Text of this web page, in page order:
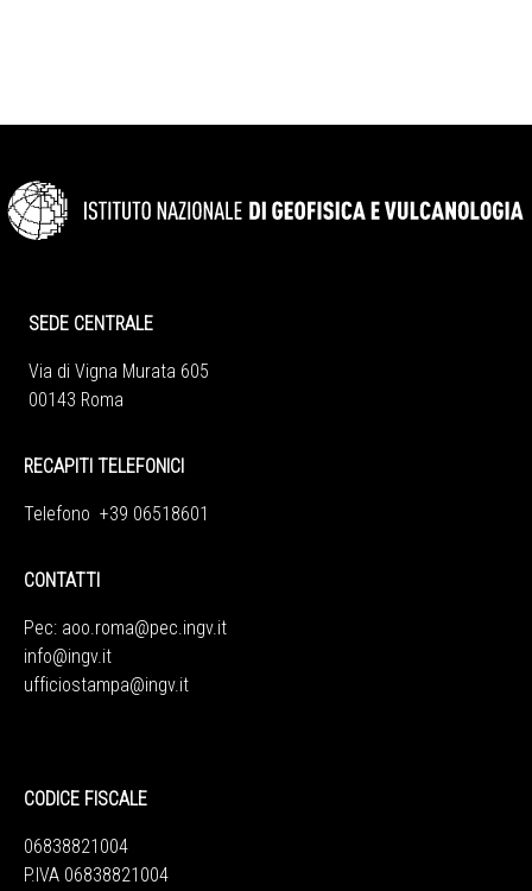
SEDE CENTRALE
Via di Vigna Murata 605
00143 Roma
RECAPITI TELEFONICI
Telefono +39 06518601
CONTATTI
Pec: aoo.roma@pec.ingv.it
info@ingv.it
ufficiostampa@ingv.it
CODICE FISCALE
06838821004
P.IVA 06838821004